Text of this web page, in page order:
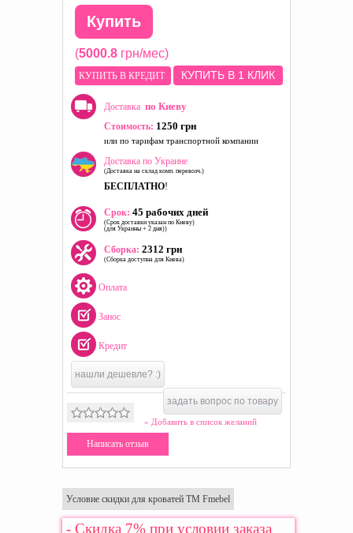
Купить
(5000.8 грн/мес)
КУПИТЬ В КРЕДИТ КУПИТЬ В 1 КЛИК
Доставка по Киеву
Стоимость: 1250 грн
или по тарифам транспортной компании
Доставка по Украине
(Доставка на склад комп. перевозч.)
БЕСПЛАТНО!
Срок: 45 рабочих дней
(Срок доставки указан по Киеву)
(для Украины + 2 дня))
Сборка: 2312 грн
(Сборка доступна для Киева)
Оплата
Занос
Кредит
нашли дешевле? :)
задать вопрос по товару
» Добавить в список желаний
Написать отзыв
Условие скидки для кроватей ТМ Fmebel
- Скидка 7% при условии заказа